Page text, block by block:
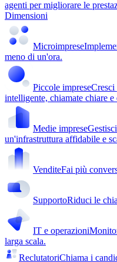
agenti per migliorare le
Dimensioni
Microimprese
meno di un'ora.
Piccole impreseCresci
intelligente, chiamate chiare
Medie imprese
un'infrastruttura affidabile e
VenditeFai più
SupportoRiduci le
IT e operazioni
larga scala.
ReclutatoriChiama i